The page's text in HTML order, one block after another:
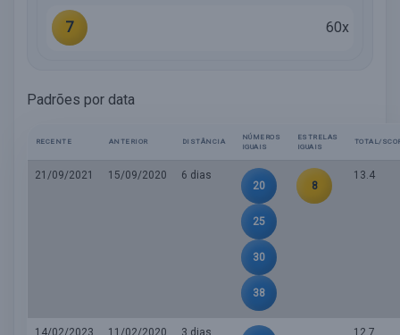
7 60x
Padrões por data
RECENTE ANTERIOR DISTÂNCIA
NÚMEROS
IGUAIS
ESTRELAS
IGUAIS
TOTAL/
21/09/2021 15/09/2020
6 dias
20
25
30
38
8
13.4
14/02/2023 11/02/2020
3 dias
12.7